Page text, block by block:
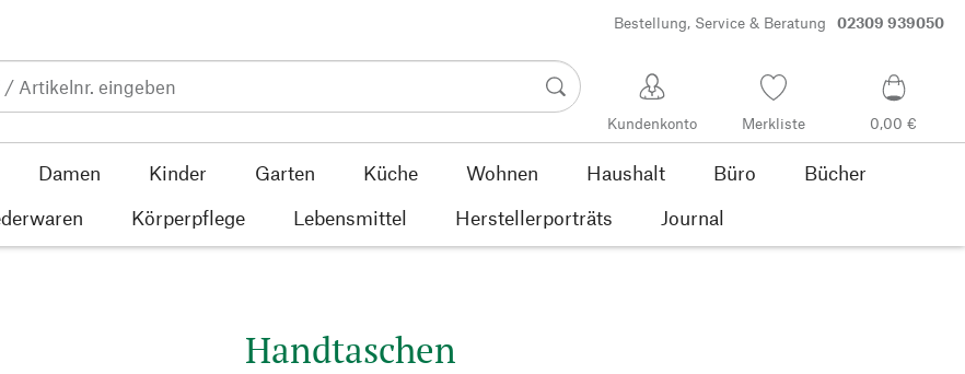
Bestellung, Service & Beratung 02309 939050
Kundenkonto Merkliste 0,00 €
Damen Kinder Garten Küche Wohnen Haushalt Büro
Bücher
Körperpflege Lebensmittel Herstellerporträts Journal
Handtaschen